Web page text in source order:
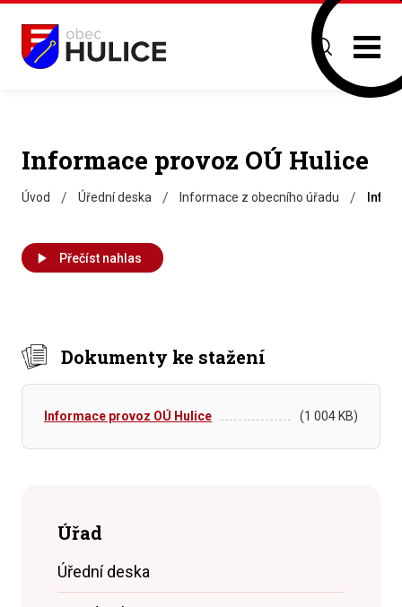
Informace provoz OÚ Hulice
Úvod / Úřední deska / Informace z obecního úřadu /
Přečíst nahlas
Dokumenty ke stažení
Informace provoz OÚ Hulice (1 004 KB)
Úřad
Úřední deska